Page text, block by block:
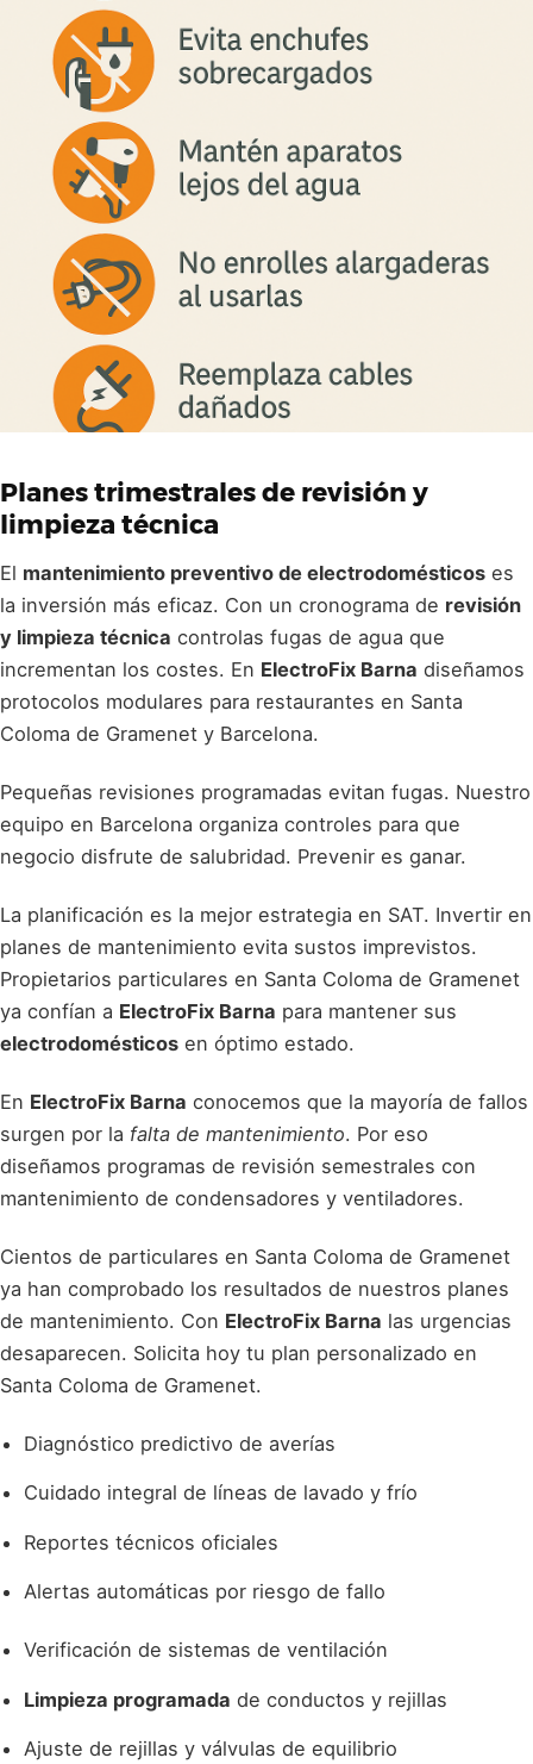
Planes trimestrales de revisión y
limpieza técnica
El mantenimiento preventivo de electrodomésticos es
la inversión más eficaz. Con un cronograma de revisión
y limpieza técnica controlas fugas de agua que
incrementan los costes. En ElectroFix Barna diseñamos
protocolos modulares para restaurantes en Santa
Coloma de Gramenet y Barcelona.
Pequeñas revisiones programadas evitan fugas. Nuestro
equipo en Barcelona organiza controles para que
negocio disfrute de salubridad. Prevenir es ganar.
La planificación es la mejor estrategia en SAT. Invertir en
planes de mantenimiento evita sustos imprevistos.
Propietarios particulares en Santa Coloma de Gramenet
ya confían a ElectroFix Barna para mantener sus
electrodomésticos en óptimo estado.
En ElectroFix Barna conocemos que la mayoría de fallos
surgen por la falta de mantenimiento. Por eso
diseñamos programas de revisión semestrales con
mantenimiento de condensadores y ventiladores.
Cientos de particulares en Santa Coloma de Gramenet
ya han comprobado los resultados de nuestros planes
de mantenimiento. Con ElectroFix Barna las urgencias
desaparecen. Solicita hoy tu plan personalizado en
Santa Coloma de Gramenet.
Diagnóstico predictivo de averías
Cuidado integral de líneas de lavado y frío
Reportes técnicos oficiales
Alertas automáticas por riesgo de fallo
Verificación de sistemas de ventilación
Limpieza programada de conductos y rejillas
Ajuste de rejillas y válvulas de equilibrio